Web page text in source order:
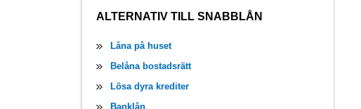
ALTERNATIV TILL SNABBLÅN
Låna på huset
Belåna bostadsrätt
Lösa dyra krediter
Banklån